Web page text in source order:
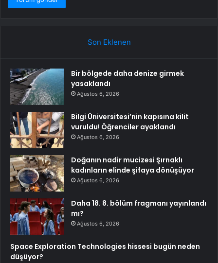
Son Eklenen
Bir bölgede daha denize girmek
yasaklandı
Ağustos 6, 2026
Bilgi Üniversitesi’nin kapısına kilit
vuruldu! Öğrenciler ayaklandı
Ağustos 6, 2026
Doğanın nadir mucizesi Şırnaklı
kadınların elinde şifaya dönüşüyor
Ağustos 6, 2026
Daha 18. 8. bölüm fragmanı yayınlandı
mı?
Ağustos 6, 2026
Space Exploration Technologies hissesi bugün neden
düşüyor?